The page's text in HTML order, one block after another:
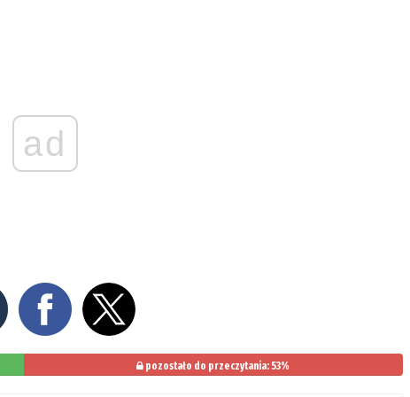
ad
pozostało do przeczytania: 53%